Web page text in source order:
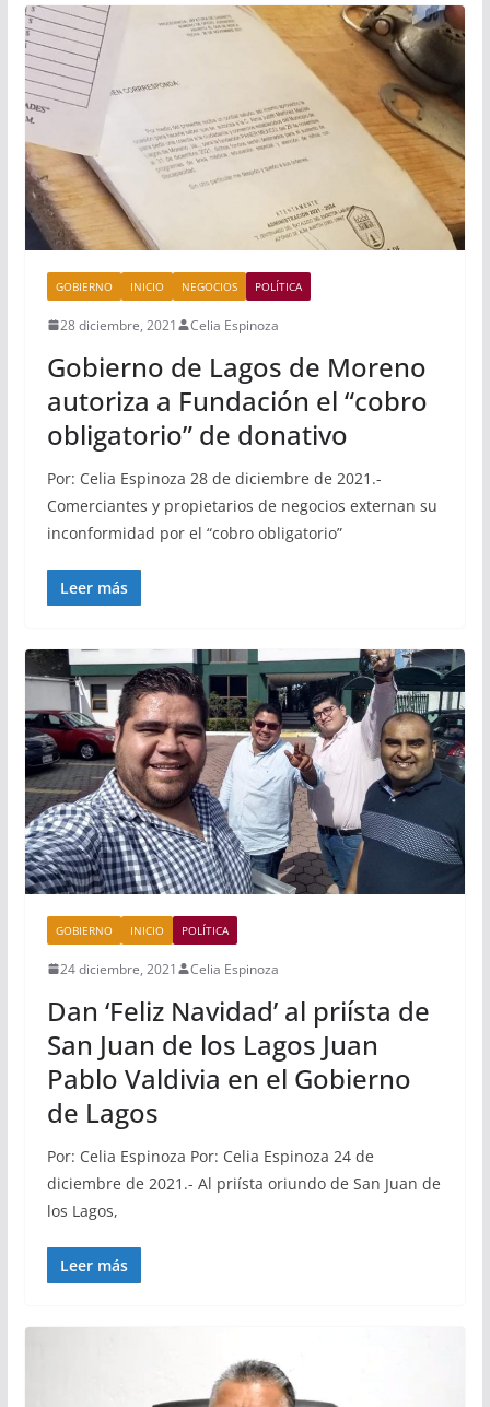
GOBIERNO INICIO NEGOCIOS POLÍTICA
28 diciembre, 2021 Celia Espinoza
Gobierno de Lagos de Moreno
autoriza a Fundación el “cobro
obligatorio” de donativo
Por: Celia Espinoza 28 de diciembre de 2021.-
Comerciantes y propietarios de negocios externan su
inconformidad por el “cobro obligatorio”
Leer más
GOBIERNO INICIO POLÍTICA
24 diciembre, 2021 Celia Espinoza
Dan ‘Feliz Navidad’ al priísta de
San Juan de los Lagos Juan
Pablo Valdivia en el Gobierno
de Lagos
Por: Celia Espinoza Por: Celia Espinoza 24 de
diciembre de 2021.- Al priísta oriundo de San Juan de
los Lagos,
Leer más